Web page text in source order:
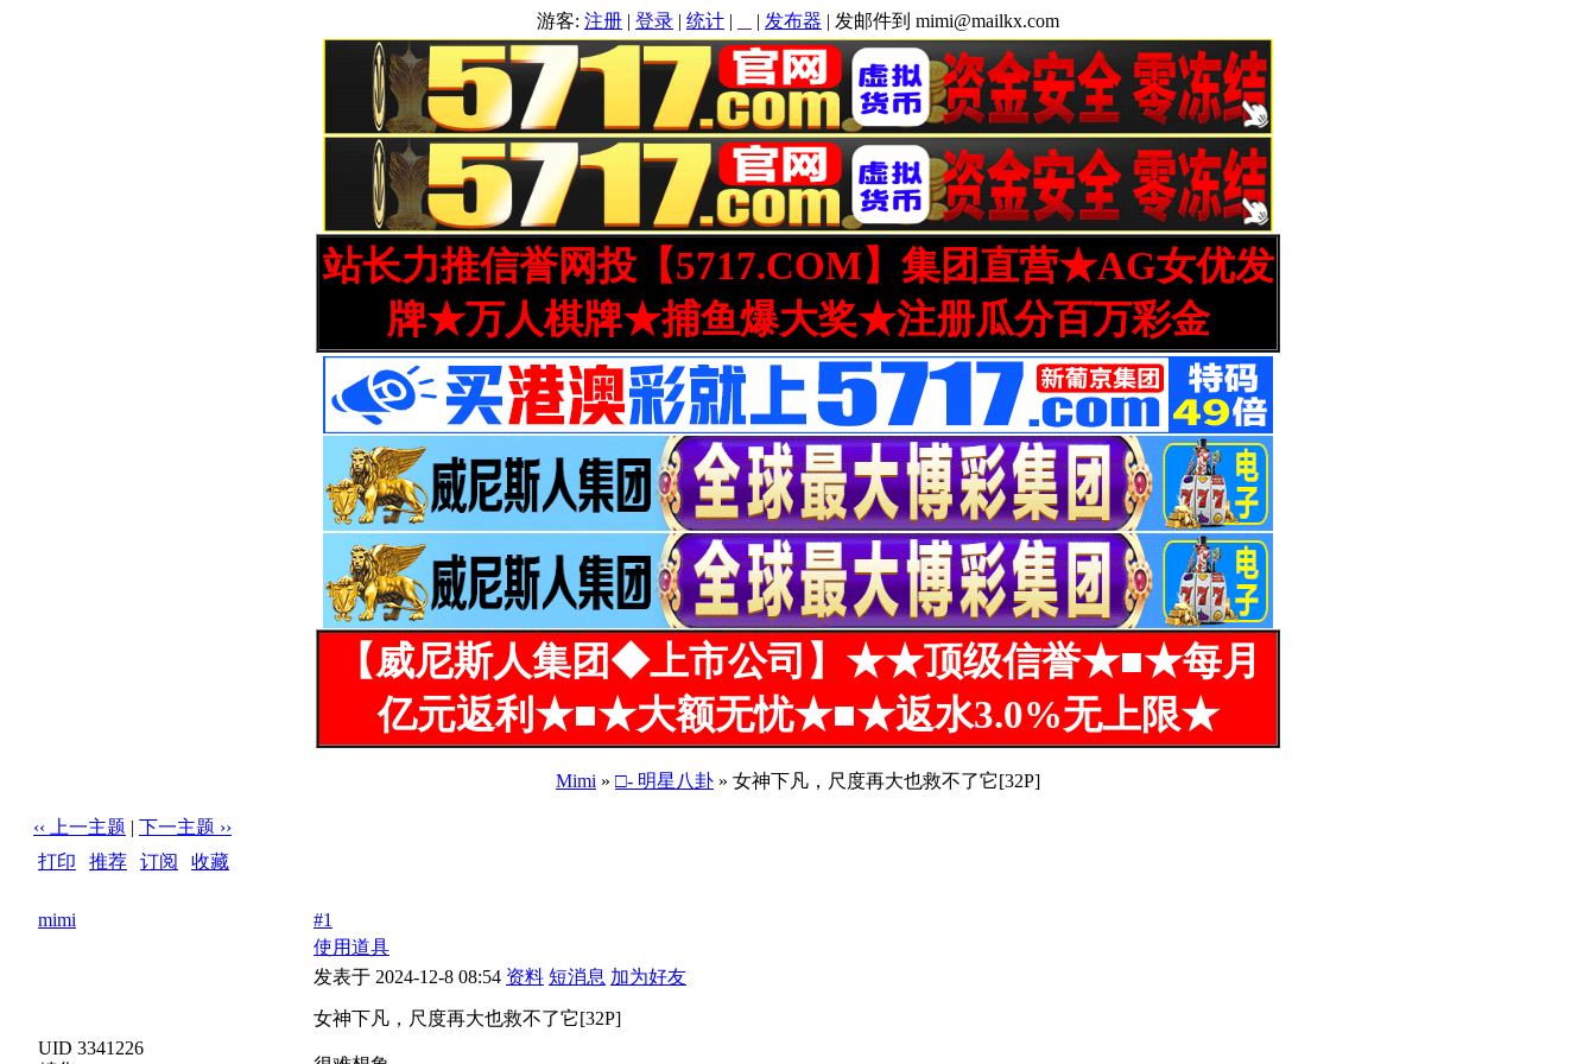
游客: 注册 | 登录 | 统计 | | 发布器 | 发邮件到 mimi@mailkx.com
站长力推信誉网投【5717.COM】集团直营★AG女优发
牌★万人棋牌★捕鱼爆大奖★注册瓜分百万彩金
【威尼斯人集团◆上市公司】★★顶级信誉★■★每月
亿元返利★■★大额无忧★■★返水3.0%无上限★
Mimi » □- 明星八卦 » 女神下凡，尺度再大也救不了它[32P]
‹‹ 上一主题 | 下一主题 ››
打印
推荐 订阅
收藏
mimi
UID 3341226
#1
使用道具
发表于 2024-12-8 08:54 资料 短消息 加为好友
女神下凡，尺度再大也救不了它[32P]